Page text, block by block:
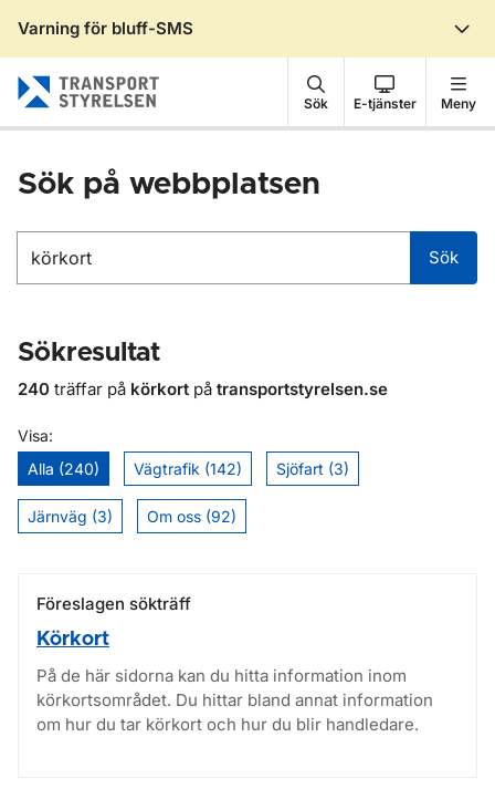
Varning för bluff-SMS
Sök E-tjänster Meny
Sök på webbplatsen
Sök
Sökresultat
240 träffar på körkort på transportstyrelsen.se
Visa:
Alla (240)
Vägtrafik (142) Sjöfart (3)
Järnväg (3) Om oss (92)
Föreslagen sökträff
Körkort
På de här sidorna kan du hitta information inom
körkortsområdet. Du hittar bland annat information
om hur du tar körkort och hur du blir handledare.